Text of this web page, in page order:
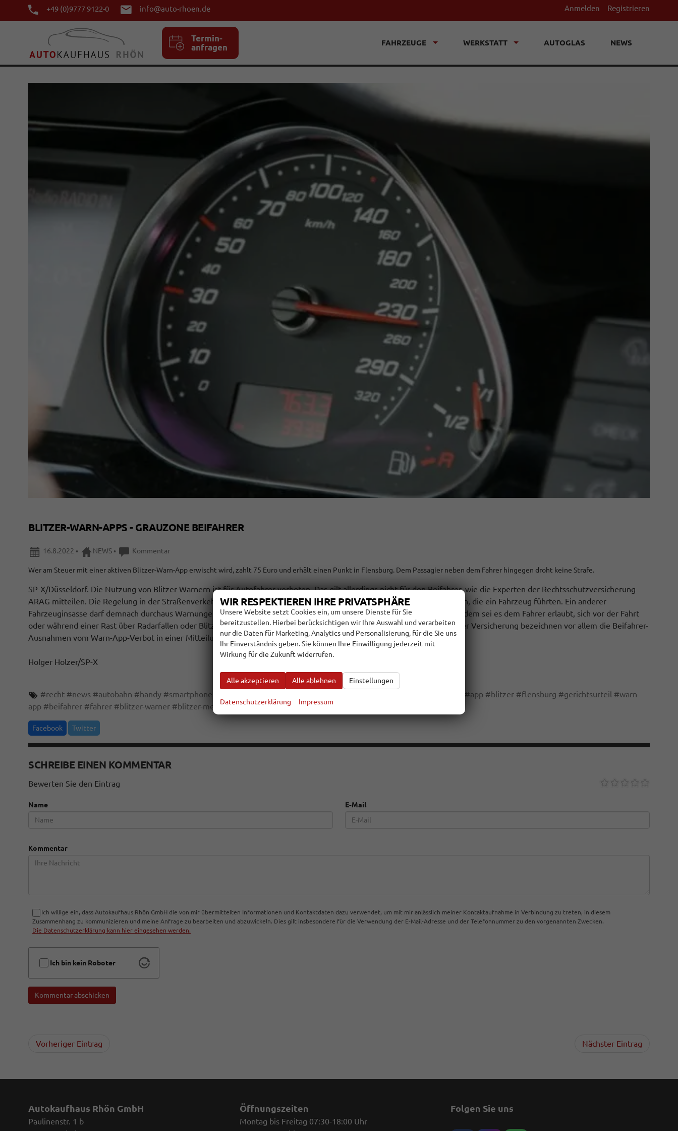
+49 (0)9777 9122-0 info@auto-rhoen.de Anmelden Registrieren
Termin-
anfragen
FAHRZEUGE WERKSTATT AUTOGLAS NEWS
BLITZER-WARN-APPS - GRAUZONE BEIFAHRER
16.8.2022 • NEWS • Kommentar
Wer am Steuer mit einer aktiven Blitzer-Warn-App erwischt wird, zahlt 75 Euro und erhält einen Punkt in Flensburg. Dem Passagier neben dem Fahrer hingegen droht keine Strafe.
SP-X/Düsseldorf. Die Nutzung von Blitzer-Warnern ist für Autofahrer verboten. Das gilt allerdings nicht für den Beifahrer, wie die Experten der Rechtsschutzversicherung
ARAG mitteilen. Die Regelung in der Straßenverkehrsordnung (Paragraf 23, Absatz 1c) beziehe sich explizit auf diejenigen, die ein Fahrzeug führten. Ein anderer
Fahrzeuginsasse darf demnach durchaus Warnungen zu Blitzern und Radarfallen mündlich an den Fahrer weitergeben. Zudem sei es dem Fahrer erlaubt, sich vor der Fahrt
oder während einer Rast über Radarfallen oder Blitzer auf dem Smartphone oder im Navi zu informieren. Die Experten der Versicherung bezeichnen vor allem die Beifahrer-
Ausnahmen vom Warn-App-Verbot in einer Mitteilung als „kuriose Grauzone“.
Holger Holzer/SP-X
#recht #news #autobahn #handy #smartphone #app #blitzer #flensburg #gerichtsurteil #warn-
app #beifahrer #fahrer #blitzer-warner #blitzer-meldung #blitzer-app #geldstrafe #landstraße
Facebook Twitter
SCHREIBE EINEN KOMMENTAR
Bewerten Sie den Eintrag
Name E-Mail
Kommentar
Ich willige ein, dass Autokaufhaus Rhön GmbH die von mir übermittelten Informationen und Kontaktdaten dazu verwendet, um mit mir anlässlich meiner Kontaktaufnahme in Verbindung zu treten, in diesem
Zusammenhang zu kommunizieren und meine Anfrage zu bearbeiten und abzuwickeln. Dies gilt insbesondere für die Verwendung der E-Mail-Adresse und der Telefonnummer zu den vorgenannten Zwecken.
Die Datenschutzerklärung kann hier eingesehen werden.
Ich bin kein Roboter
Kommentar abschicken
Vorheriger Eintrag Nächster Eintrag
Autokaufhaus Rhön GmbH
Paulinenstr. 1 b
Öffnungszeiten
Montag bis Freitag 07:30-18:00 Uhr
Folgen Sie uns
WIR RESPEKTIEREN IHRE PRIVATSPHÄRE
Unsere Website setzt Cookies ein, um unsere Dienste für Sie
bereitzustellen. Hierbei berücksichtigen wir Ihre Auswahl und verarbeiten
nur die Daten für Marketing, Analytics und Personalisierung, für die Sie uns
Ihr Einverständnis geben. Sie können Ihre Einwilligung jederzeit mit
Wirkung für die Zukunft widerrufen.
Alle akzeptieren Alle ablehnen Einstellungen
Datenschutzerklärung Impressum